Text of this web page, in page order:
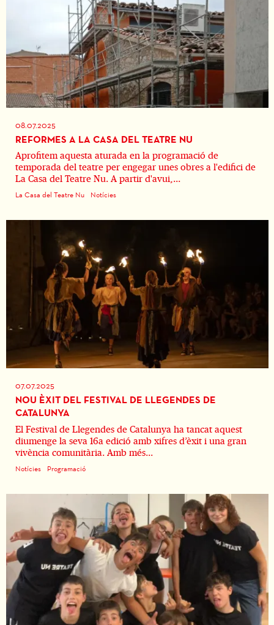
08.07.2025
REFORMES A LA CASA DEL TEATRE NU
Aprofitem aquesta aturada en la programació de
temporada del teatre per engegar unes obres a l'edifici de
La Casa del Teatre Nu. A partir d'avui,...
La Casa del Teatre Nu Notícies
07.07.2025
NOU ÈXIT DEL FESTIVAL DE LLEGENDES DE
CATALUNYA
El Festival de Llegendes de Catalunya ha tancat aquest
diumenge la seva 16a edició amb xifres d’èxit i una gran
vivència comunitària. Amb més...
Notícies Programació